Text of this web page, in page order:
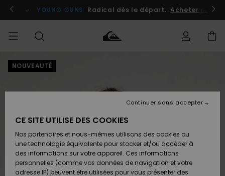
l'information
le
Se connecter / s'inscrire
YOUNG GUNS Radical dès le départ. Acheter
HOMME
Chaussures
& Tongs
Chaussures
& Tongs
FEMME
A
Découvrir
SURF
Homme
Surf
Shop
Enfant
Homme
Snow
Shop
Enfant
Enfant
Outlet
Femme
Retours
Paiement
NOUVEAUTÉ
CE SITE UTILISE DES COOKIES
Nos partenaires et nous-mêmes utilisons des cookies ou
une technologie équivalente pour stocker et/ou accéder à
des informations sur votre appareil. Ces informations
personnelles (comme vos données de navigation et votre
adresse IP) peuvent être utilisées pour vous présenter des
Continuer sans accepter